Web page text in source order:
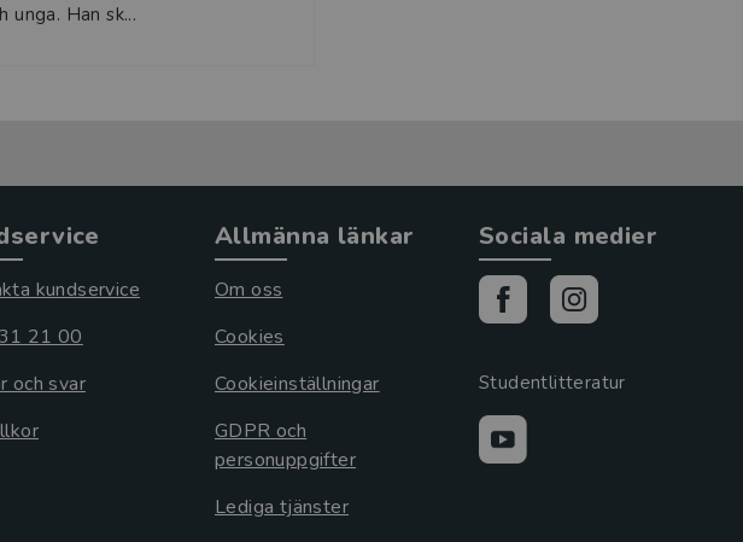
unga. Han sk...
kundservice
21 00
och svar
Allmänna länkar
Om oss
Cookies
Cookieinställningar
GDPR och
personuppgifter
Lediga tjänster
Sociala medier
Studentlitteratur